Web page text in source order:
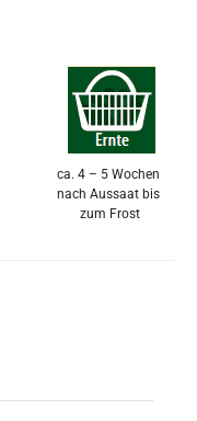
ca. 4 – 5 Wochen
nach Aussaat bis
zum Frost